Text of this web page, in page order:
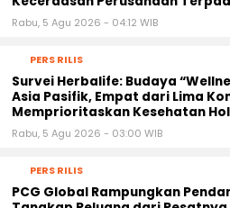
Rabu, 5 Agu 2026 - 04:12 WIB
PERS RILIS
Survei Herbalife: Budaya
Asia Pasifik, Empat dari Lima
Memprioritaskan Kesehatan
Rabu, 5 Agu 2026 - 03:00 WIB
PERS RILIS
PCG Global Rampungkan